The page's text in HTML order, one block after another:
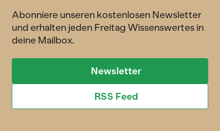
Abonniere unseren kostenlosen Newsletter
und erhalten jeden Freitag Wissenswertes in
deine Mailbox.
Newsletter
RSS Feed